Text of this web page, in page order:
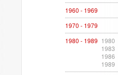
1960 - 1969
1970 - 1979
1980 - 1989 1980
1983
1986
1989